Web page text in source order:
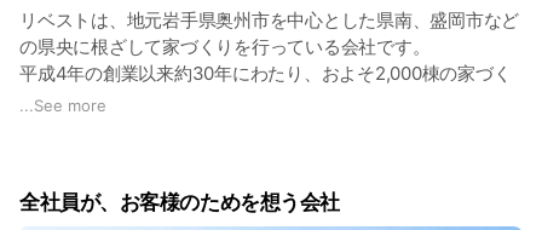
リベストは、地元岩手県奥州市を中心とした県南、盛岡市など
の県央に根ざして家づくりを行っている会社です。
平成4年の創業以来約30年にわたり、およそ2,000棟の家づく
りを行っており、岩手県における注文住宅着工数では常に上位
...See more
全社員が、お客様のためを想う会社